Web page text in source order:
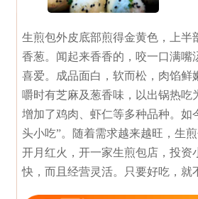
生煎包外皮底部煎得金黄色，上半
香葱。闻起来香香的，咬一口满嘴
喜爱。成品面白，软而松，肉馅鲜
嚼时有芝麻及葱香味，以出锅热吃
增加了鸡肉、虾仁等多种品种。如
头小吃”。随着需求越来越旺，生
开月红火，开一家生煎包店，投资
快，而且经营灵活。只要好吃，就